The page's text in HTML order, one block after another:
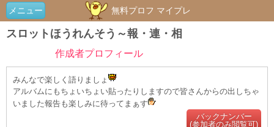
メニュー 無料プロフ マイプレ
スロットほうれんそう～報・連・相
作成者プロフィール
みんなで楽しく語りましょ
アルバムにもちょいちょい貼ったりしますので皆さんからの出しちゃ
いました報告も楽しみに待ってまぁす
バックナンバー
(参加者のみ閲覧可)